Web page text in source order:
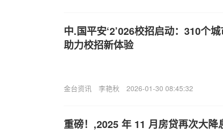
中.国平安‘2’026校招启动：310个
助力校招新体验
金台资讯 李艳秋 2026-01-30 08:45:32
重磅！,2025 年 11 月房贷再次大降